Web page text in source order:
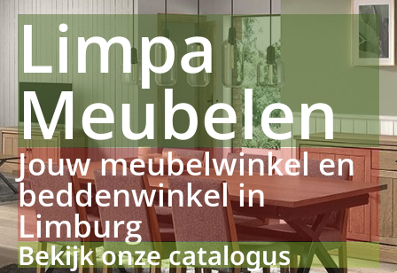
Limpa
Meubelen
Jouw meubelwinkel en
beddenwinkel in
Limburg
Bekijk onze catalogus